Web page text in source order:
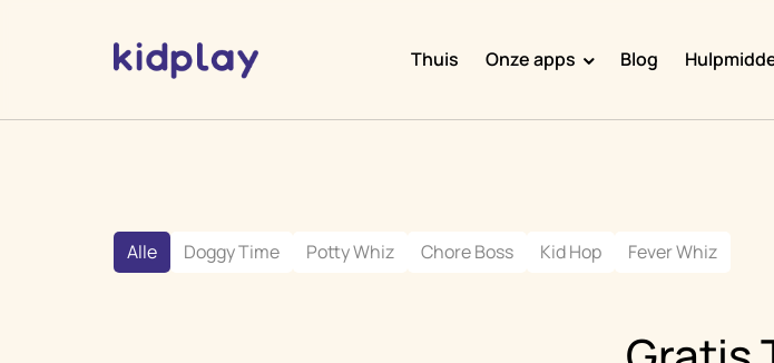
Thuis Onze apps
Kid Hop
Blog
Alle Doggy Time Potty Whiz Chore Boss Kid Hop Fever Whiz